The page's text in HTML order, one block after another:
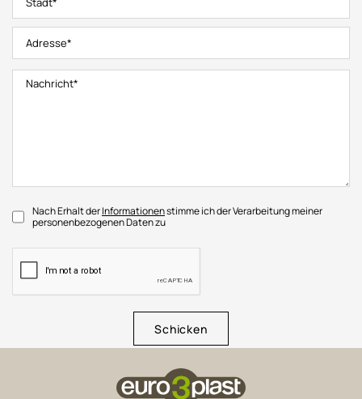
Nach Erhalt derInformationenstimme ich der Verarbeitung meiner
personenbezogenen Daten zu
Schicken